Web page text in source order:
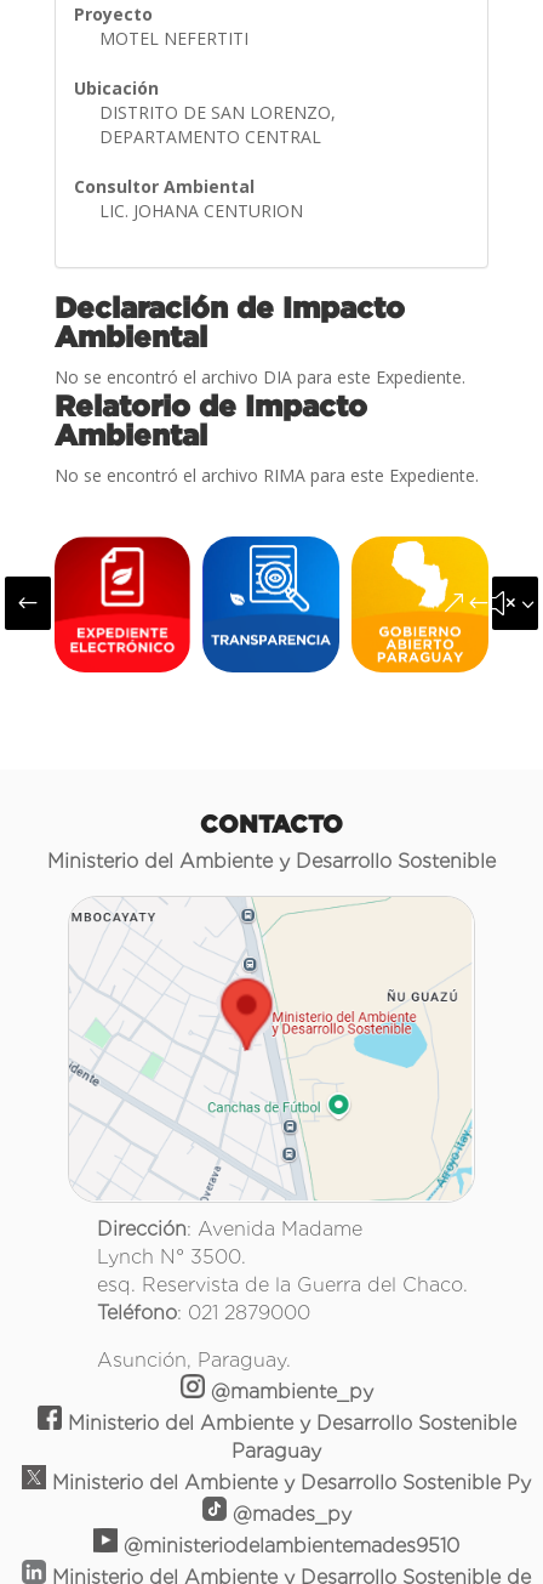
Proyecto
MOTEL NEFERTITI
Ubicación
DISTRITO DE SAN LORENZO,
DEPARTAMENTO CENTRAL
Consultor Ambiental
LIC. JOHANA CENTURION
Declaración de Impacto
Ambiental
No se encontró el archivo DIA para este Expediente.
Relatorio de Impacto
Ambiental
No se encontró el archivo RIMA para este Expediente.
#
CONTACTO
Ministerio del Ambiente y Desarrollo Sostenible
Dirección: Avenida Madame
Lynch N° 3500.
esq. Reservista de la Guerra del Chaco.
Teléfono: 021 2879000
Asunción, Paraguay.
@mambiente_py
Ministerio del Ambiente y Desarrollo Sostenible
Paraguay
Ministerio del Ambiente y Desarrollo Sostenible Py
@mades_py
@ministeriodelambientemades9510
Ministerio del Ambiente y Desarrollo Sostenible de